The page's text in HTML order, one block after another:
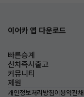
이어카 앱 다운로드
빠른승계
신차즉시출고
커뮤니티
제원
개인정보처리방침이용약관